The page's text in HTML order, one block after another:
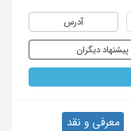
آدرس
پیشنهاد دیگران
معرفی و نقد